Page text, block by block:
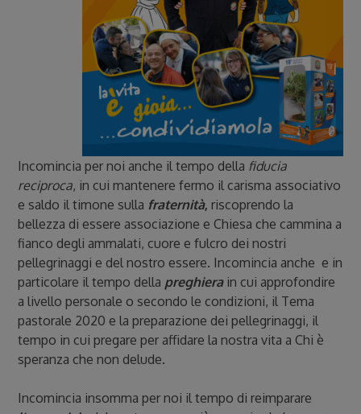
Incomincia per noi anche il tempo della fiducia
reciproca, in cui mantenere fermo il carisma associativo
e saldo il timone sulla fraternità, riscoprendo la
bellezza di essere associazione e Chiesa che cammina a
fianco degli ammalati, cuore e fulcro dei nostri
pellegrinaggi e del nostro essere. Incomincia anche e in
particolare il tempo della preghiera in cui approfondire
a livello personale o secondo le condizioni, il Tema
pastorale 2020 e la preparazione dei pellegrinaggi, il
tempo in cui pregare per affidare la nostra vita a Chi è
speranza che non delude.
Incomincia insomma per noi il tempo di reimparare